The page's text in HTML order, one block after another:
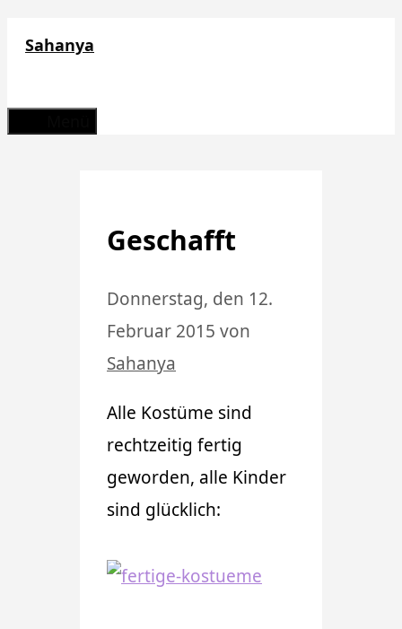
Sahanya
Geschafft
Donnerstag, den 12.
Februar 2015 von
Sahanya
Alle Kostüme sind
rechtzeitig fertig
geworden, alle Kinder
sind glücklich: